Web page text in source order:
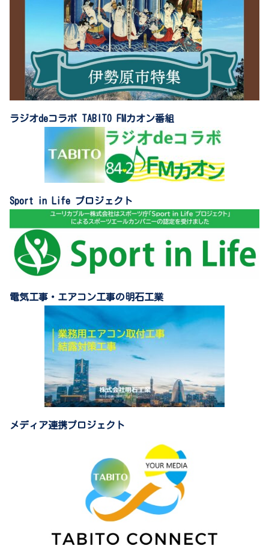
ラジオdeコラボ TABITO FMカオン番組
Sport in Life プロジェクト
電気工事・エアコン工事の明石工業
メディア連携プロジェクト